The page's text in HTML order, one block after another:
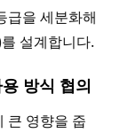
급을 세분화해
설계합니다.
방식 협의
큰 영향을 줍